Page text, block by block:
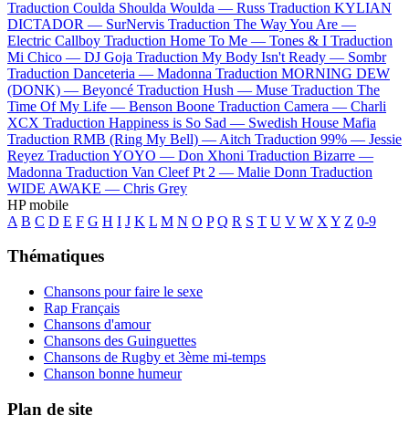
Traduction Coulda Shoulda Woulda — Russ Traduction KYLIAN
DICTADOR — SurNervis Traduction The Way You Are —
Electric Callboy Traduction Home To Me — Tones & I Traduction
Mi Chico — DJ Goja Traduction My Body Isn't Ready — Sombr
Traduction Danceteria — Madonna Traduction MORNING DEW
(DONK) — Beyoncé Traduction Hush — Muse Traduction The
Time Of My Life — Benson Boone Traduction Camera — Charli
XCX Traduction Happiness is So Sad — Swedish House Mafia
Traduction RMB (Ring My Bell) — Aitch Traduction 99% — Jessie
Reyez Traduction YOYO — Don Xhoni Traduction Bizarre —
Madonna Traduction Van Cleef Pt 2 — Malie Donn Traduction
WIDE AWAKE — Chris Grey
HP mobile
A B C D E F G H I J K L M N O P Q R S T U V W X Y Z 0-9
Thématiques
Chansons pour faire le sexe
Rap Français
Chansons d'amour
Chansons des Guinguettes
Chansons de Rugby et 3ème mi-temps
Chanson bonne humeur
Plan de site